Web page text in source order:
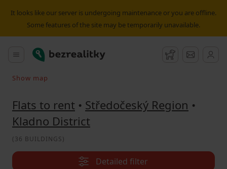
It looks like our server is undergoing maintenance or you are offline.
Some features of the site may be temporarily unavailable.
Main menu
Bezrealitky Watchdog
Search on the map
Show map
Flats to rent • Středočeský Region •
Kladno District
(36 BUILDINGS)
Detailed filter